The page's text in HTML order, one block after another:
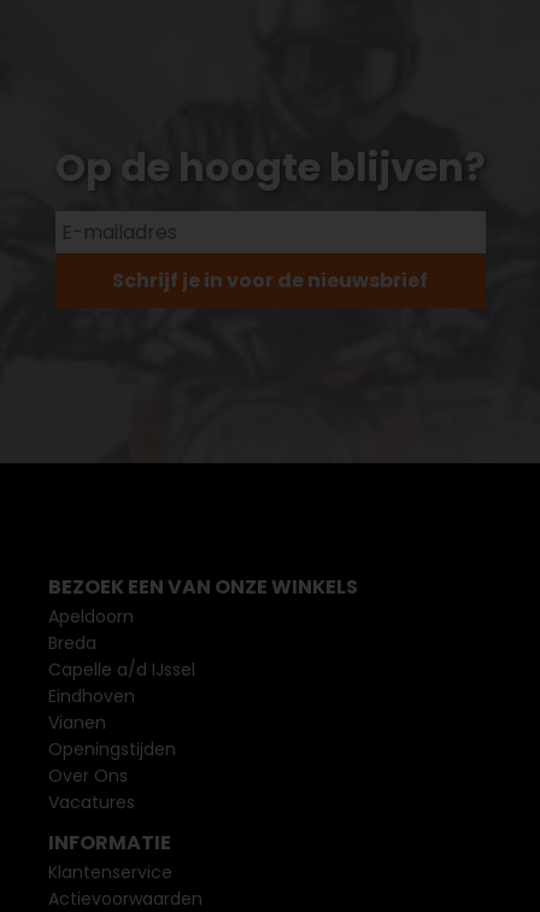
Op de hoogte blijven?
Schrijf je in voor de nieuwsbrief
BEZOEK EEN VAN ONZE WINKELS
Apeldoorn
Breda
Capelle a/d IJssel
Eindhoven
Vianen
Openingstijden
Over Ons
Vacatures
INFORMATIE
Klantenservice
Actievoorwaarden